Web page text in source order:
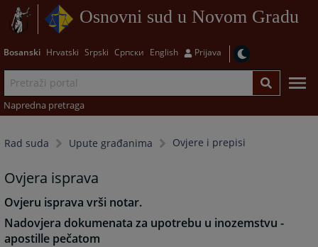
Osnovni sud u Novom Gradu
Bosanski Hrvatski Srpski Српски English Prijava
Napredna pretraga
Rad suda Upute građanima Ovjere i prepisi
Ovjera isprava
Ovjeru isprava vrši notar.
Nadovjera dokumenata za upotrebu u inozemstvu -
apostille pečatom